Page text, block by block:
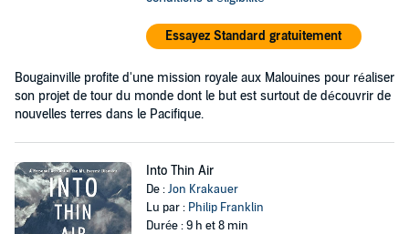
Essayez Standard gratuitement
Bougainville profite d'une mission royale aux Malouines pour réaliser
son projet de tour du monde dont le but est surtout de découvrir de
nouvelles terres dans le Pacifique.
Into Thin Air
De :Jon Krakauer
Lu par : Philip Franklin
Durée : 9 h et 8 min